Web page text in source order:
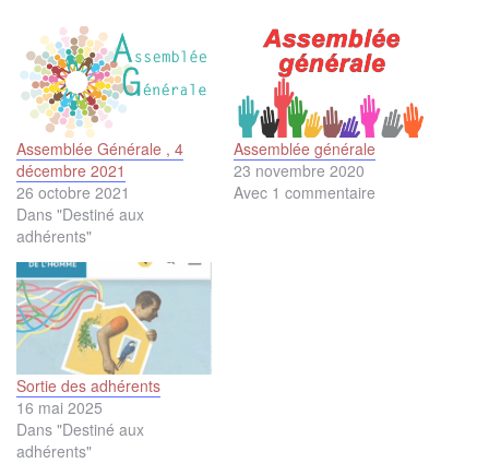
Assemblée Générale , 4
décembre 2021
26 octobre 2021
Dans "Destiné aux
adhérents"
Assemblée générale
23 novembre 2020
Avec 1 commentaire
Sortie des adhérents
16 mai 2025
Dans "Destiné aux
adhérents"